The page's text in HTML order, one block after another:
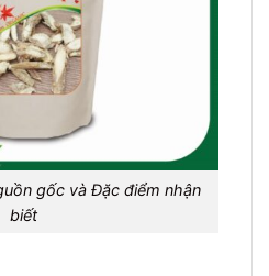
gốc và Đặc điểm nhận
biết